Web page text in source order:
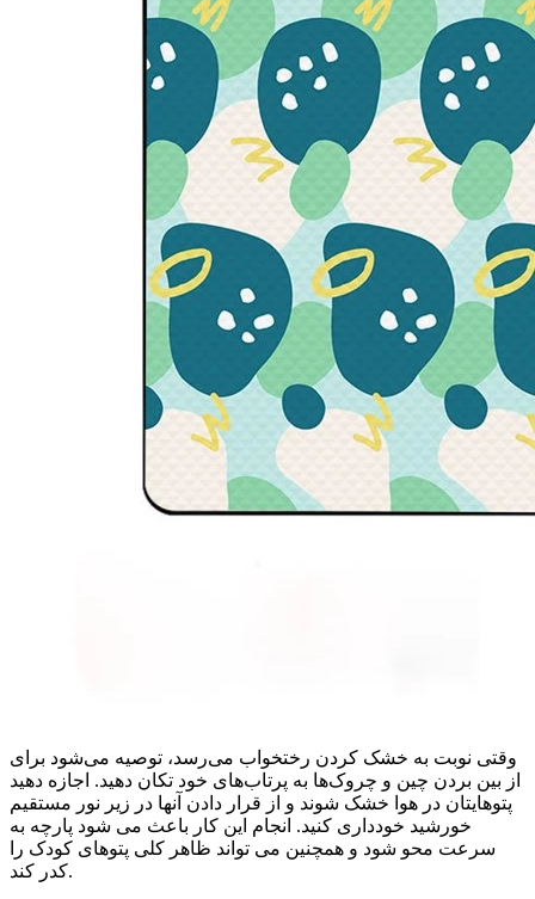
وقتی نوبت به خشک کردن رختخواب می‌رسد، توصیه می‌شود برای
از بین بردن چین و چروک‌ها به پرتاب‌های خود تکان دهید. اجازه دهید
پتوهایتان در هوا خشک شوند و از قرار دادن آنها در زیر نور مستقیم
خورشید خودداری کنید. انجام این کار باعث می شود پارچه به
سرعت محو شود و همچنین می تواند ظاهر کلی پتوهای کودک را
کدر کند.